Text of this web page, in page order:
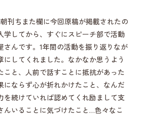
刊ちまた欄に今回原稿が掲載されたの
学してから、すぐにスピーチ部で活動
さんです。1年間の活動を振り返りなが
にしてくれました。なかなか思うよう
こと、人前で話すことに抵抗があった
にならず心が折れかけたこと、なんだ
を続けていれば認めてくれ励まして支
んいることに気づけたこと…色々なこ